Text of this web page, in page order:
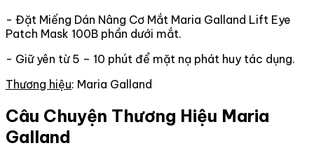
- Đặt Miếng Dán Nâng Cơ Mắt Maria Galland Lift Eye
Patch Mask 100B phần dưới mắt.
- Giữ yên từ 5 – 10 phút để mặt nạ phát huy tác dụng.
Thương hiệu: Maria Galland
Câu Chuyện Thương Hiệu Maria
Galland